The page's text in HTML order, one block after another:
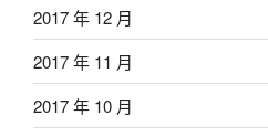
2017 年 12 月
2017 年 11 月
2017 年 10 月